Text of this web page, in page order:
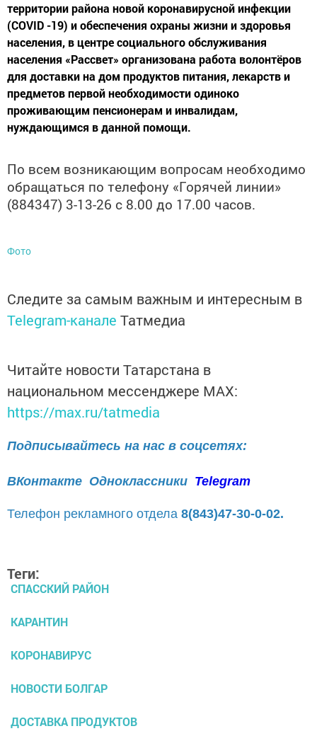
территории района новой коронавирусной инфекции
(COVID -19) и обеспечения охраны жизни и здоровья
населения, в центре социального обслуживания
населения «Рассвет» организована работа волонтёров
для доставки на дом продуктов питания, лекарств и
предметов первой необходимости одиноко
проживающим пенсионерам и инвалидам,
нуждающимся в данной помощи.
По всем возникающим вопросам необходимо
обращаться по телефону «Горячей линии»
(884347) 3-13-26 с 8.00 до 17.00 часов.
Фото
Следите за самым важным и интересным в
Telegram-канале Татмедиа
Читайте новости Татарстана в
национальном мессенджере MАХ:
https://max.ru/tatmedia
Подписывайтесь на нас в соцсетях:
ВКонтакте Одноклассники Telegram
Телефон рекламного отдела 8(843)47-30-0-02.
Теги:
СПАССКИЙ РАЙОН
КАРАНТИН
КОРОНАВИРУС
НОВОСТИ БОЛГАР
ДОСТАВКА ПРОДУКТОВ